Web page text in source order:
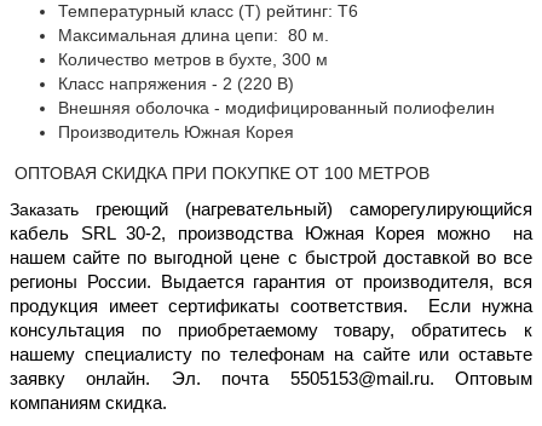
Температурный класс (Т) рейтинг: T6
Максимальная длина цепи: 80 м.
Количество метров в бухте, 300 м
Класс напряжения - 2 (220 В)
Внешняя оболочка - модифицированный полиофелин
Производитель Южная Корея
ОПТОВАЯ СКИДКА ПРИ ПОКУПКЕ ОТ 100 МЕТРОВ
Заказать
греющий (нагревательный) саморегулирующийся
кабель SRL 30-2, производства Южная Корея
можно
на
нашем сайте по выгодной цене с быстрой доставкой во все
регионы России. Выдается гарантия от производителя, вся
продукция имеет сертификаты соответствия. Если нужна
консультация по приобретаемому товару, обратитесь к
нашему специалисту по телефонам на сайте или оставьте
заявку онлайн. Эл. почта 5505153@mail.ru. Оптовым
компаниям скидка.